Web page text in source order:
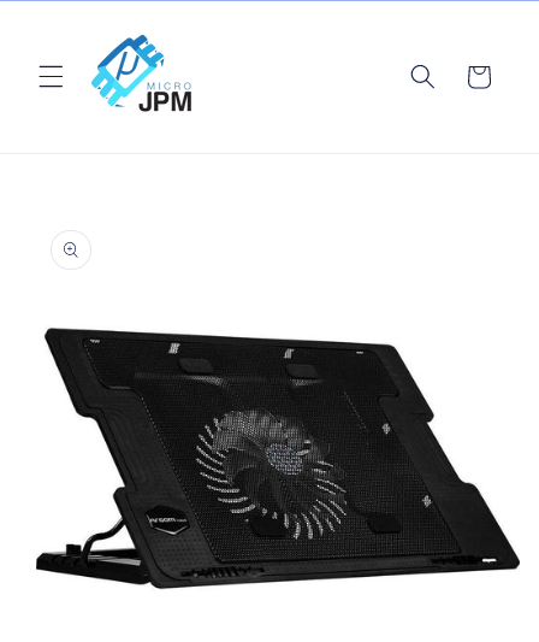
Ir
al contenido
Carrito
información